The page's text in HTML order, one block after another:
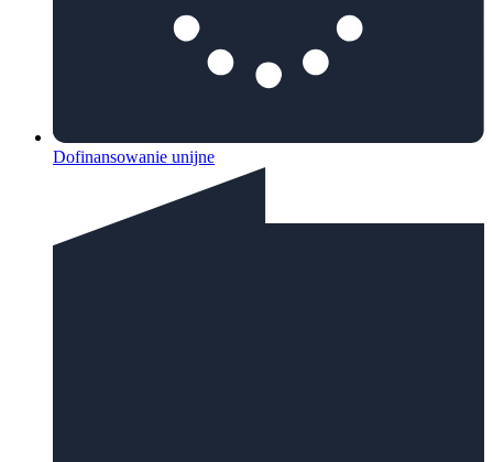
Dofinansowanie unijne